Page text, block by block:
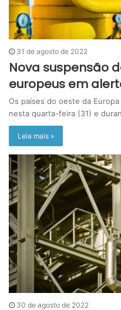
31 de agosto de 2022
Nova suspensão
europeus em
Os países do oeste da
nesta quarta-feira (31) e
Leia mais »
30 de agosto de 2022